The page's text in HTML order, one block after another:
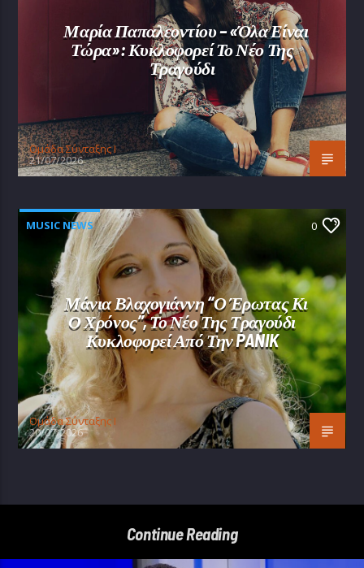
Μαρία Παπαλεοντίου – «Όλα Είναι
Τώρα»: Κυκλοφορεί Το Νέο Της
Τραγούδι
Oμάδα Σύνταξης Ι
21/07/2026
MUSIC NEWS 0
Μάνια Βλαχογιάννη “Ο Έρωτας Κι
Ο Χρόνος”, Το Νέο Της Τραγούδι
Κυκλοφορεί Από Την PANIK
Oμάδα Σύνταξης Ι
20/07/2026
Continue Reading